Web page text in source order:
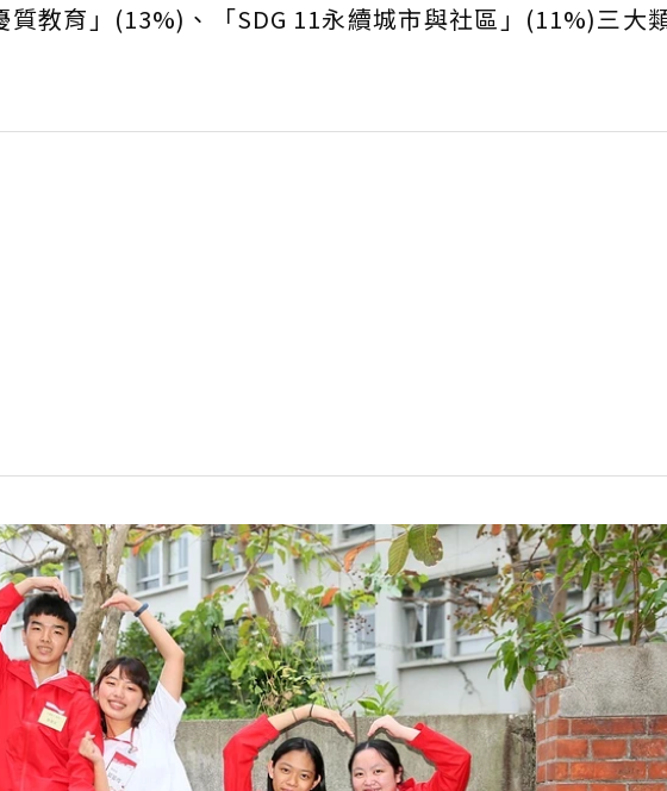
質教育」(13%)、「SDG 11永續城市與社區」(11%)三大